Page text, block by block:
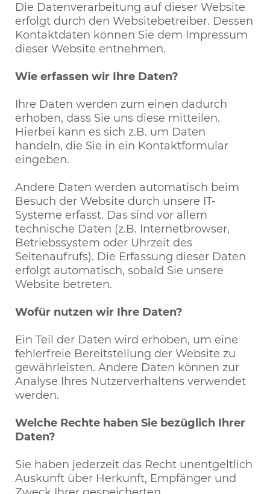
Die Datenverarbeitung auf dieser Website
erfolgt durch den Websitebetreiber. Dessen
Kontaktdaten können Sie dem Impressum
dieser Website entnehmen.
Wie erfassen wir Ihre Daten?
Ihre Daten werden zum einen dadurch
erhoben, dass Sie uns diese mitteilen.
Hierbei kann es sich z.B. um Daten
handeln, die Sie in ein Kontaktformular
eingeben.
Andere Daten werden automatisch beim
Besuch der Website durch unsere IT-
Systeme erfasst. Das sind vor allem
technische Daten (z.B. Internetbrowser,
Betriebssystem oder Uhrzeit des
Seitenaufrufs). Die Erfassung dieser Daten
erfolgt automatisch, sobald Sie unsere
Website betreten.
Wofür nutzen wir Ihre Daten?
Ein Teil der Daten wird erhoben, um eine
fehlerfreie Bereitstellung der Website zu
gewährleisten. Andere Daten können zur
Analyse Ihres Nutzerverhaltens verwendet
werden.
Welche Rechte haben Sie bezüglich Ihrer
Daten?
Sie haben jederzeit das Recht unentgeltlich
Auskunft über Herkunft, Empfänger und